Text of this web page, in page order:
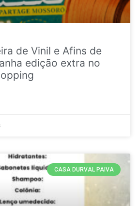
de Vinil e Afins de
edição extra no
CASA DURVAL PAIVA